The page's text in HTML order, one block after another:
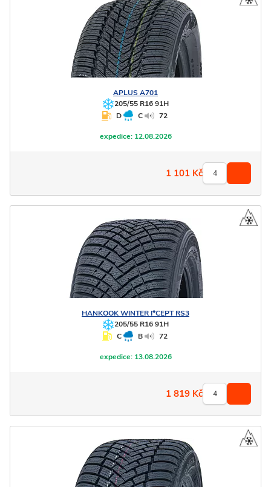
APLUSA701
205/55 R16 91H
D
C 72
expedice:12.08.2026
1 101 Kč
HANKOOKWINTER I*CEPT RS3
205/55 R16 91H
C
B 72
expedice:13.08.2026
1 819 Kč